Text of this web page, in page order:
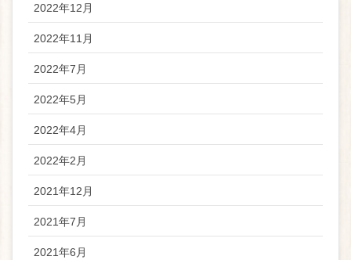
2022年12月
2022年11月
2022年7月
2022年5月
2022年4月
2022年2月
2021年12月
2021年7月
2021年6月